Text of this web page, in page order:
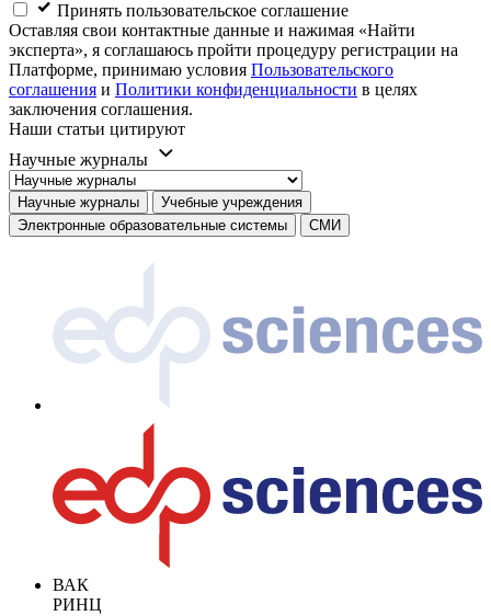
Принять пользовательское соглашение
Оставляя свои контактные данные и нажимая «Найти
эксперта», я соглашаюсь пройти процедуру регистрации на
Платформе, принимаю условия Пользовательского
соглашения и Политики конфиденциальности в целях
заключения соглашения.
Наши статьи цитируют
Научные журналы
Научные журналы
Учебные учреждения
Электронные образовательные системы
СМИ
ВАК
РИНЦ